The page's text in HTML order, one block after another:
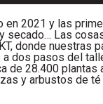
en 2021 y las
secado… Las
donde nuestras
dos pasos del
de 28.400 plantas
y arbustos de